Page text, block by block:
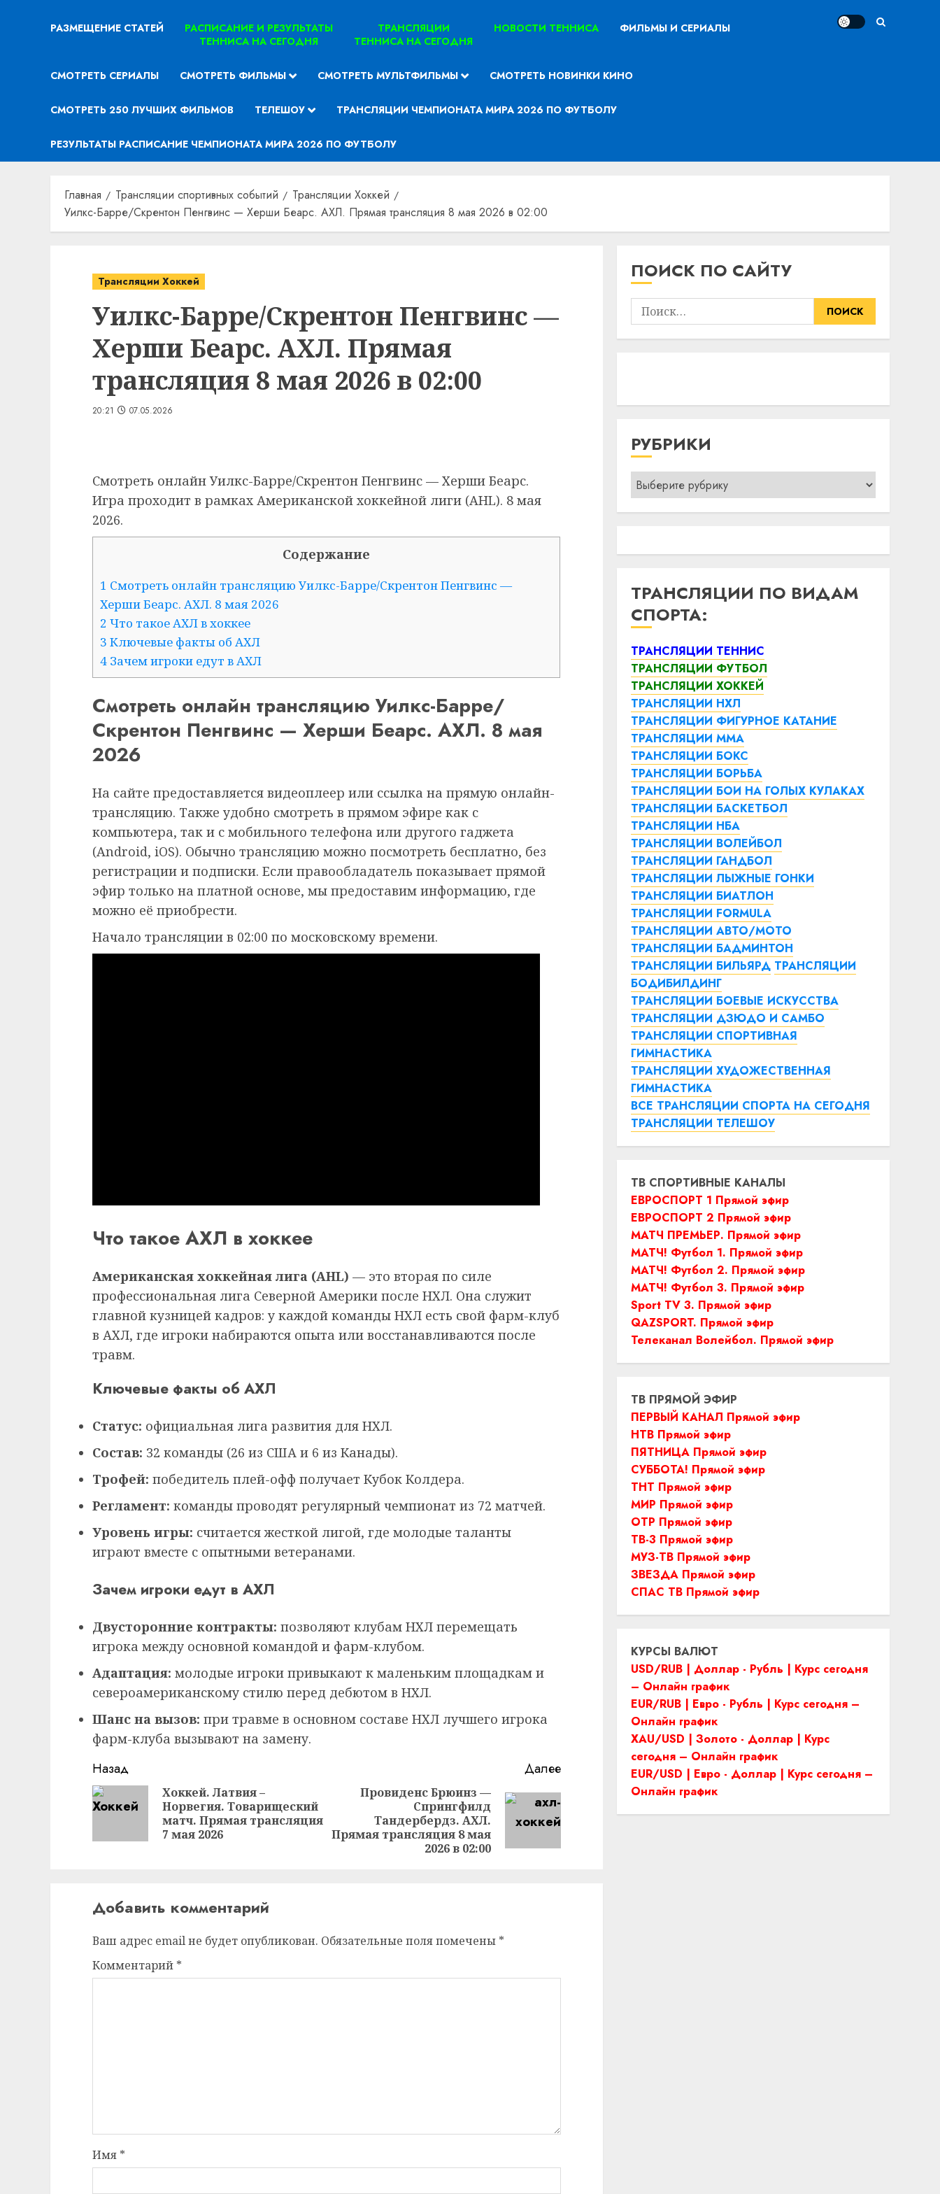
РАЗМЕЩЕНИЕ СТАТЕЙ
РАСПИСАНИЕ И РЕЗУЛЬТАТЫ
ТЕННИСА НА СЕГОДНЯ
ТРАНСЛЯЦИИ
ТЕННИСА НА СЕГОДНЯ
НОВОСТИ ТЕННИСА ФИЛЬМЫ И СЕРИАЛЫ
СМОТРЕТЬ СЕРИАЛЫ СМОТРЕТЬ ФИЛЬМЫ СМОТРЕТЬ МУЛЬТФИЛЬМЫ СМОТРЕТЬ НОВИНКИ КИНО
СМОТРЕТЬ 250 ЛУЧШИХ ФИЛЬМОВ ТЕЛЕШОУ ТРАНСЛЯЦИИ ЧЕМПИОНАТА МИРА 2026 ПО ФУТБОЛУ
РЕЗУЛЬТАТЫ РАСПИСАНИЕ ЧЕМПИОНАТА МИРА 2026 ПО ФУТБОЛУ
Главная Трансляции спортивных событий
Трансляции Хоккей
Уилкс-Барре/Скрентон Пенгвинс — Херши Беарс. АХЛ. Прямая трансляция 8 мая 2026 в 02:00
Трансляции Хоккей
Уилкс-Барре/Скрентон Пенгвинс —
Херши Беарс. АХЛ. Прямая
трансляция 8 мая 2026 в 02:00
20:21 07.05.2026
Смотреть онлайн Уилкс-Барре/Скрентон Пенгвинс — Херши Беарс.
Игра проходит в рамках Американской хоккейной лиги (AHL). 8 мая
2026.
Содержание
1 Смотреть онлайн трансляцию Уилкс-Барре/Скрентон Пенгвинс —
Херши Беарс. АХЛ. 8 мая 2026
2 Что такое АХЛ в хоккее
3 Ключевые факты об АХЛ
4 Зачем игроки едут в АХЛ
Смотреть онлайн трансляцию Уилкс-Барре/
Скрентон Пенгвинс — Херши Беарс. АХЛ. 8 мая
2026
На сайте предоставляется видеоплеер или ссылка на прямую онлайн-
трансляцию. Также удобно смотреть в прямом эфире как с
компьютера, так и с мобильного телефона или другого гаджета
(Android, iOS). Обычно трансляцию можно посмотреть бесплатно, без
регистрации и подписки. Если правообладатель показывает прямой
эфир только на платной основе, мы предоставим информацию, где
можно её приобрести.
Начало трансляции в 02:00 по московскому времени.
Что такое АХЛ в хоккее
Американская хоккейная лига (AHL) — это вторая по силе
профессиональная лига Северной Америки после НХЛ. Она служит
главной кузницей кадров: у каждой команды НХЛ есть свой фарм-клуб
в АХЛ, где игроки набираются опыта или восстанавливаются после
травм.
Ключевые факты об АХЛ
Статус: официальная лига развития для НХЛ.
Состав: 32 команды (26 из США и 6 из Канады).
Трофей: победитель плей-офф получает Кубок Колдера.
Регламент: команды проводят регулярный чемпионат из 72 матчей.
Уровень игры: считается жесткой лигой, где молодые таланты
играют вместе с опытными ветеранами.
Зачем игроки едут в АХЛ
Двусторонние контракты: позволяют клубам НХЛ перемещать
игрока между основной командой и фарм-клубом.
Адаптация: молодые игроки привыкают к маленьким площадкам и
североамериканскому стилю перед дебютом в НХЛ.
Шанс на вызов: при травме в основном составе НХЛ лучшего игрока
фарм-клуба вызывают на замену.
Продолжить
чтение
Назад
запись:
Хоккей. Латвия –
Норвегия. Товарищеский
матч. Прямая трансляция
7 мая 2026
Далее
Следующая
запись:
Провиденс Брюинз —
Спрингфилд
Тандербердз. АХЛ.
Прямая трансляция 8 мая
2026 в 02:00
Добавить комментарий
Ваш адрес email не будет опубликован. Обязательные поля помечены *
Комментарий *
Имя *
ПОИСК ПО САЙТУ
Найти:
РУБРИКИ
Рубрики
ТРАНСЛЯЦИИ ПО ВИДАМ
СПОРТА:
ТРАНСЛЯЦИИ ТЕННИС
ТРАНСЛЯЦИИ ФУТБОЛ
ТРАНСЛЯЦИИ ХОККЕЙ
ТРАНСЛЯЦИИ НХЛ
ТРАНСЛЯЦИИ ФИГУРНОЕ КАТАНИЕ
ТРАНСЛЯЦИИ ММА
ТРАНСЛЯЦИИ БОКС
ТРАНСЛЯЦИИ БОРЬБА
ТРАНСЛЯЦИИ БОИ НА ГОЛЫХ КУЛАКАХ
ТРАНСЛЯЦИИ БАСКЕТБОЛ
ТРАНСЛЯЦИИ НБА
ТРАНСЛЯЦИИ ВОЛЕЙБОЛ
ТРАНСЛЯЦИИ ГАНДБОЛ
ТРАНСЛЯЦИИ ЛЫЖНЫЕ ГОНКИ
ТРАНСЛЯЦИИ БИАТЛОН
ТРАНСЛЯЦИИ FORMULA
ТРАНСЛЯЦИИ АВТО/МОТО
ТРАНСЛЯЦИИ БАДМИНТОН
ТРАНСЛЯЦИИ БИЛЬЯРД ТРАНСЛЯЦИИ
БОДИБИЛДИНГ
ТРАНСЛЯЦИИ БОЕВЫЕ ИСКУССТВА
ТРАНСЛЯЦИИ ДЗЮДО И САМБО
ТРАНСЛЯЦИИ СПОРТИВНАЯ
ГИМНАСТИКА
ТРАНСЛЯЦИИ ХУДОЖЕСТВЕННАЯ
ГИМНАСТИКА
ВСЕ ТРАНСЛЯЦИИ СПОРТА НА СЕГОДНЯ
ТРАНСЛЯЦИИ ТЕЛЕШОУ
ТВ СПОРТИВНЫЕ КАНАЛЫ
ЕВРОСПОРТ 1 Прямой эфир
ЕВРОСПОРТ 2 Прямой эфир
МАТЧ ПРЕМЬЕР. Прямой эфир
МАТЧ! Футбол 1. Прямой эфир
МАТЧ! Футбол 2. Прямой эфир
МАТЧ! Футбол 3. Прямой эфир
Sport TV 3. Прямой эфир
QAZSPORT. Прямой эфир
Телеканал Волейбол. Прямой эфир
ТВ ПРЯМОЙ ЭФИР
ПЕРВЫЙ КАНАЛ Прямой эфир
НТВ Прямой эфир
ПЯТНИЦА Прямой эфир
СУББОТА! Прямой эфир
ТНТ Прямой эфир
МИР Прямой эфир
ОТР Прямой эфир
ТВ-3 Прямой эфир
МУЗ-ТВ Прямой эфир
ЗВЕЗДА Прямой эфир
СПАС ТВ Прямой эфир
КУРСЫ ВАЛЮТ
USD/RUB | Доллар - Рубль | Курс сегодня
– Онлайн график
EUR/RUB | Евро - Рубль | Курс сегодня –
Онлайн график
XAU/USD | Золото - Доллар | Курс
сегодня – Онлайн график
EUR/USD | Евро - Доллар | Курс сегодня –
Онлайн график